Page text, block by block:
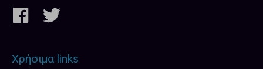
Χρήσιμα links